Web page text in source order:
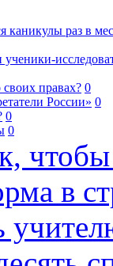
каникулы раз в
правах? 0
России» 0
0
0
в